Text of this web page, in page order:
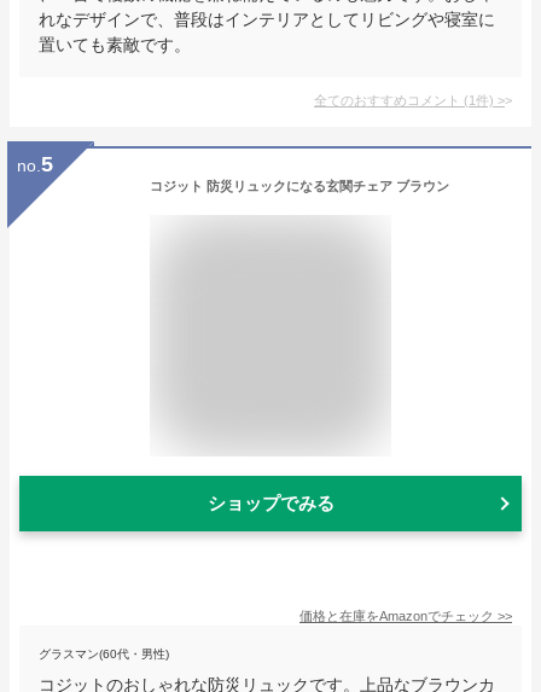
れなデザインで、普段はインテリアとしてリビングや寝室に
置いても素敵です。
全てのおすすめコメント (1件) >
no. 5
コジット 防災リュックになる玄関チェア ブラウン
ショップでみる
価格と在庫をAmazonでチェック >>
グラスマン(60代・男性)
コジットのおしゃれな防災リュックです。上品なブラウンカ